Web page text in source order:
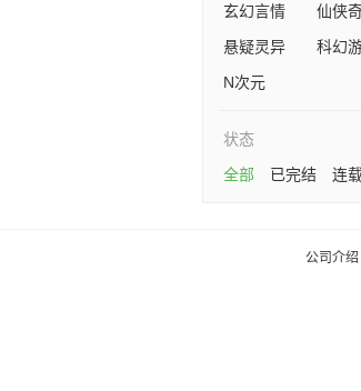
玄幻言情
仙侠
悬疑灵异
科幻
N次元
状态
全部
已完结 连
公司介绍